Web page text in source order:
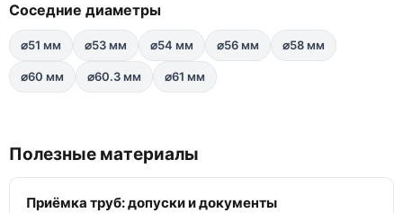
Соседние диаметры
⌀51 мм ⌀53 мм ⌀54 мм ⌀56 мм ⌀58 мм
⌀60 мм ⌀60.3 мм ⌀61 мм
Полезные материалы
Приёмка труб: допуски и документы